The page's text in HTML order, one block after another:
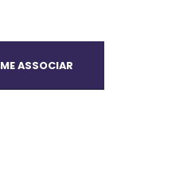
ASSOCIAR